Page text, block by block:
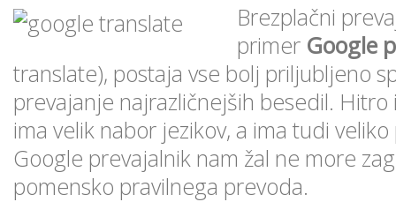
Brezplačni
primer Google
translate), postaja vse bolj priljubljeno
prevajanje najrazličnejših besedil.
ima velik nabor jezikov, a ima tudi
Google prevajalnik nam žal ne more
pomensko pravilnega prevoda.